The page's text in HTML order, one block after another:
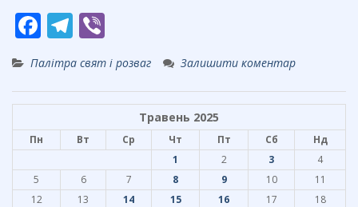
F
ac
e
b
o
o
k
T
e
gr
a
m
b
er
Палітра свят і розваг Залишити коментар
Травень 2025
Пн Вт Ср Чт Пт Сб
Нд
1
2 3
4
5
6 7 8 9 10
11
12
13 14 15 16 17
18